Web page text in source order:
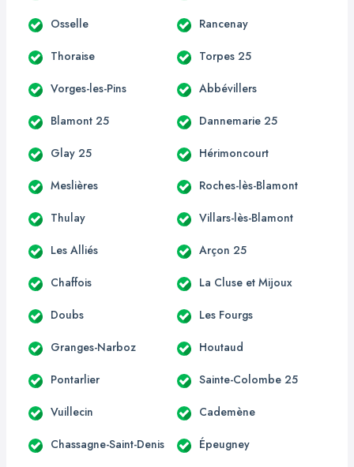
Osselle Rancenay
Thoraise Torpes 25
Vorges-les-Pins Abbévillers
Blamont 25 Dannemarie 25
Glay 25 Hérimoncourt
Meslières Roches-lès-Blamont
Thulay Villars-lès-Blamont
Les Alliés Arçon 25
Chaffois La Cluse et Mijoux
Doubs Les Fourgs
Granges-Narboz Houtaud
Pontarlier Sainte-Colombe 25
Vuillecin Cademène
Chassagne-Saint-Denis Épeugney